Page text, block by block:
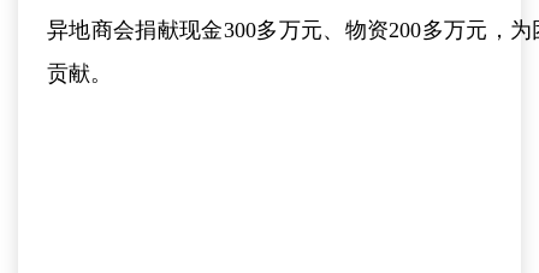
异地商会捐献现金300多万元、物资200多万元，
贡献。